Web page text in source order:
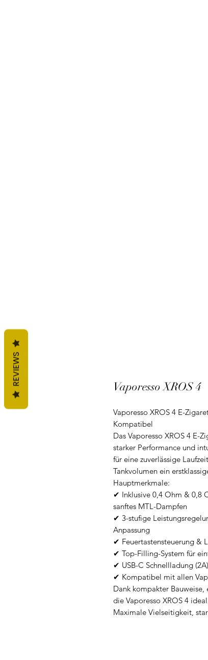
Vaporesso XROS 4
Vaporesso XROS 4 E-
Kompatibel
Das Vaporesso XROS 4 E-
starker Performance und
für eine zuverlässige
Tankvolumen ein
Hauptmerkmale:
✔ Inklusive 0,4 Ohm & 0,8
sanftes MTL-Dampfen
✔ 3-stufige
Anpassung
✔ Feuertastensteuerung &
✔ Top-Filling-System für
✔ USB-C Schnellladung
✔ Kompatibel mit allen
Dank kompakter
die Vaporesso XROS 4
Maximale Vielseitigkeit,
REVIEWS